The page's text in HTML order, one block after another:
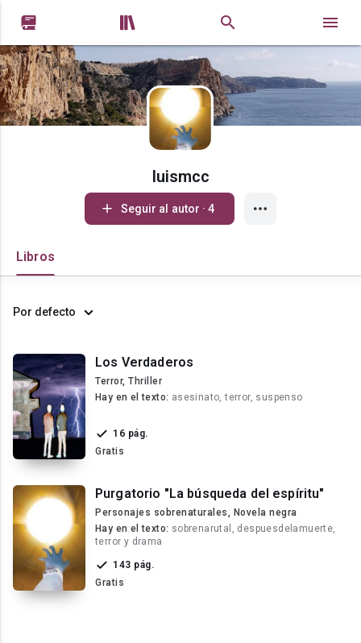
 
luismcc
Seguir al autor · 4
Libros
Por defecto
Los Verdaderos
Terror, Thriller
Hay en el texto:
asesinato, terror, suspenso
16 pág.
Gratis
Purgatorio "La búsqueda del espíritu"
Personajes sobrenaturales, Novela negra
Hay en el texto: sobrenarutal, despuesdelamuerte,
terror y drama
143 pág.
Gratis